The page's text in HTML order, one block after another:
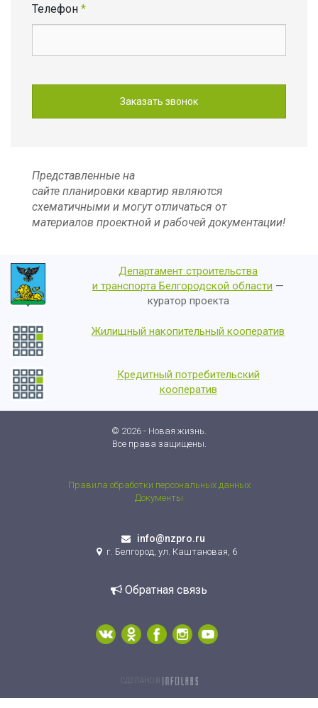
Телефон *
Представленные на
сайте планировки квартир являются
схематичными и могут отличаться от
материалов проектной и рабочей документации!
Департамент строительства
и транспорта Белгородской области —
куратор проекта
Жилищный накопительный кооператив
Кредитный потребительский
кооператив
© 2026 - Новая жизнь.
Все права защищены.
Правила обработки персональных данных
Документы
info@nzpro.ru
г. Белгород, ул. Каштановая, 6
Обратная связь
СДЕЛАНО В